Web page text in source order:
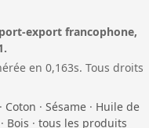
export francophone,
en 0,163s. Tous droits
· Coton · Sésame · Huile de
Bois · tous les produits